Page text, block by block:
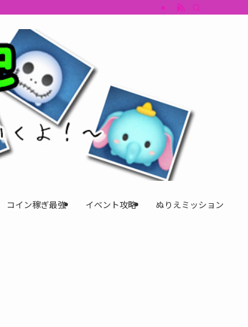
ャラ評価も丁寧に解説。ツムツムイベント、ツムツム攻略、ツムツ
コイン稼ぎ最強 イベント攻略 ぬりえミッション